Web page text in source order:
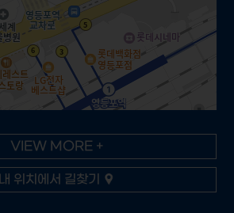
VIEW MORE +
내 위치에서 길찾기